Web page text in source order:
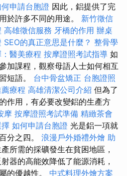
申請台胞證 因此，鋁提供了完
於許多不同的用途。 新竹徵信
高雄徵信服務 牙橋的作用 辦桌
SEO的真正意思是什麼？ 整骨學
醫美療程 按摩證照考試指導 如
加課程，觀察母語人士如何相互
短語。 台中骨盆矯正 台胞證照
療程 高雄清潔公司介紹 但為了
作用，有必要改變鋁的生產方
摩 按摩證照考試準備 精緻茶會
如何申請台胞證 光是鋁一項就
分之四。 浪漫戶外婚禮外燴 助
所需的採礦發生在貧困地區，
器的高能效降低了能源消耗，
的優越性。 中式料理外燴方案